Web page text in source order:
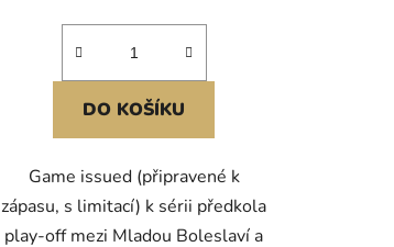
DO KOŠÍKU
Game issued (připravené k
zápasu, s limitací) k sérii předkola
play-off mezi Mladou Boleslaví a